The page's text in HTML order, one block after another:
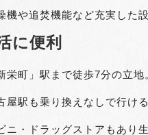
機や追焚機能など充実した設
に便利
栄町」駅まで徒歩7分の立地
屋駅も乗り換えなしで行け
ニ・ドラッグストアもあり